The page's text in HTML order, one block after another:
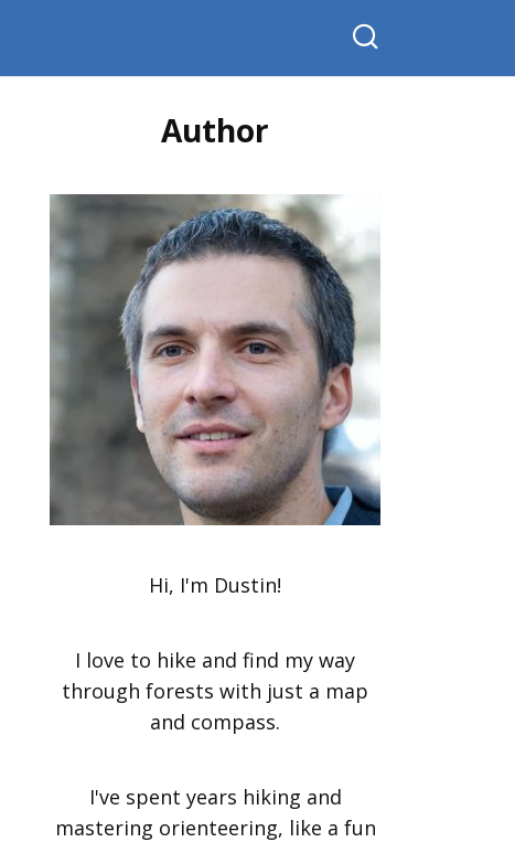
Author
Hi, I'm Dustin!
I love to hike and find my way
through forests with just a map
and compass.
I've spent years hiking and
mastering orienteering, like a fun